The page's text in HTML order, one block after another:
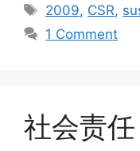
Tags
2009, CSR,
1 Comment
社会责